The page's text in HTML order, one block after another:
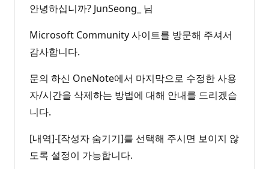
안녕하십니까? JunSeong_ 님
Microsoft Community 사이트를 방문해 주셔서
감사합니다.
문의 하신 OneNote에서 마지막으로 수정한 사용
자/시간을 삭제하는 방법에 대해 안내를 드리겠습
니다.
[내역]-[작성자 숨기기]를 선택해 주시면 보이지 않
도록 설정이 가능합니다.